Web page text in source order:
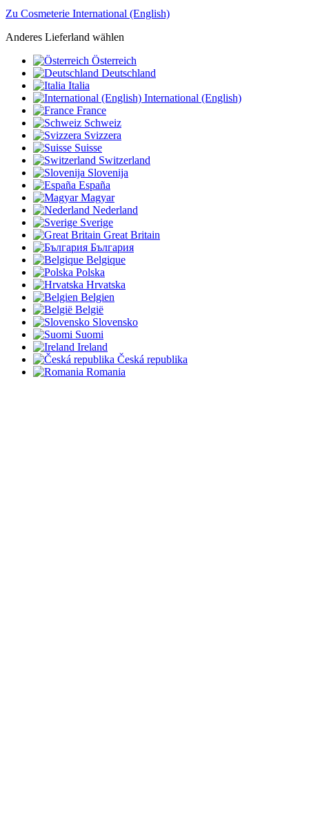
Zu Cosmeterie International (English)
Anderes Lieferland wählen
Österreich
Deutschland
Italia
International (English)
France
Schweiz
Svizzera
Suisse
Switzerland
Slovenija
España
Magyar
Nederland
Sverige
Great Britain
България
Belgique
Polska
Hrvatska
Belgien
België
Slovensko
Suomi
Ireland
Česká republika
Romania